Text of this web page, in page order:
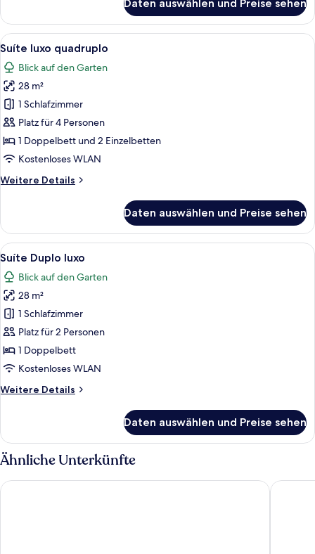
Luxo
triplo
Daten auswählen und Preise sehen
Alle
Fotos
für
Suíte
luxo
quadruplo
anzeigen
Suíte luxo quadruplo | Minibar,
3
Suíte luxo quadruplo
Blick auf den Garten
28 m²
1 Schlafzimmer
Platz für 4 Personen
1 Doppelbett und 2 Einzelbetten
Kostenloses WLAN
Weitere Details
Weitere
luxo
quadruplo
Daten auswählen und Preise sehen
Alle
Fotos
für
Suíte
Duplo
luxo
anzeigen
Ein modernes Badezimmer mit
3
Suíte Duplo luxo
Blick auf den Garten
28 m²
1 Schlafzimmer
Platz für 2 Personen
1 Doppelbett
Kostenloses WLAN
Weitere Details
Weitere
Duplo
luxo
Daten auswählen und Preise sehen
Ähnliche Unterkünfte
VEKTOR HOTEIS ITABIRITO Ville de